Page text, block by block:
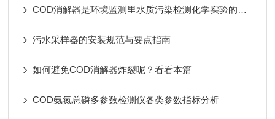
COD消解器是环境监测里水质污染检测化学实验的重要仪器
污水采样器的安装规范与要点指南
如何避免COD消解器炸裂呢？看看本篇
COD氨氮总磷多参数检测仪各类参数指标分析